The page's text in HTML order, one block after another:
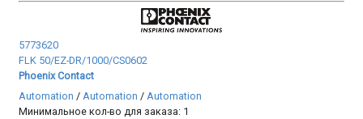
5773620
FLK 50/EZ-DR/1000/CS0602
Phoenix Contact
Automation /Automation /Automation
Минимальное кол-во для заказа: 1